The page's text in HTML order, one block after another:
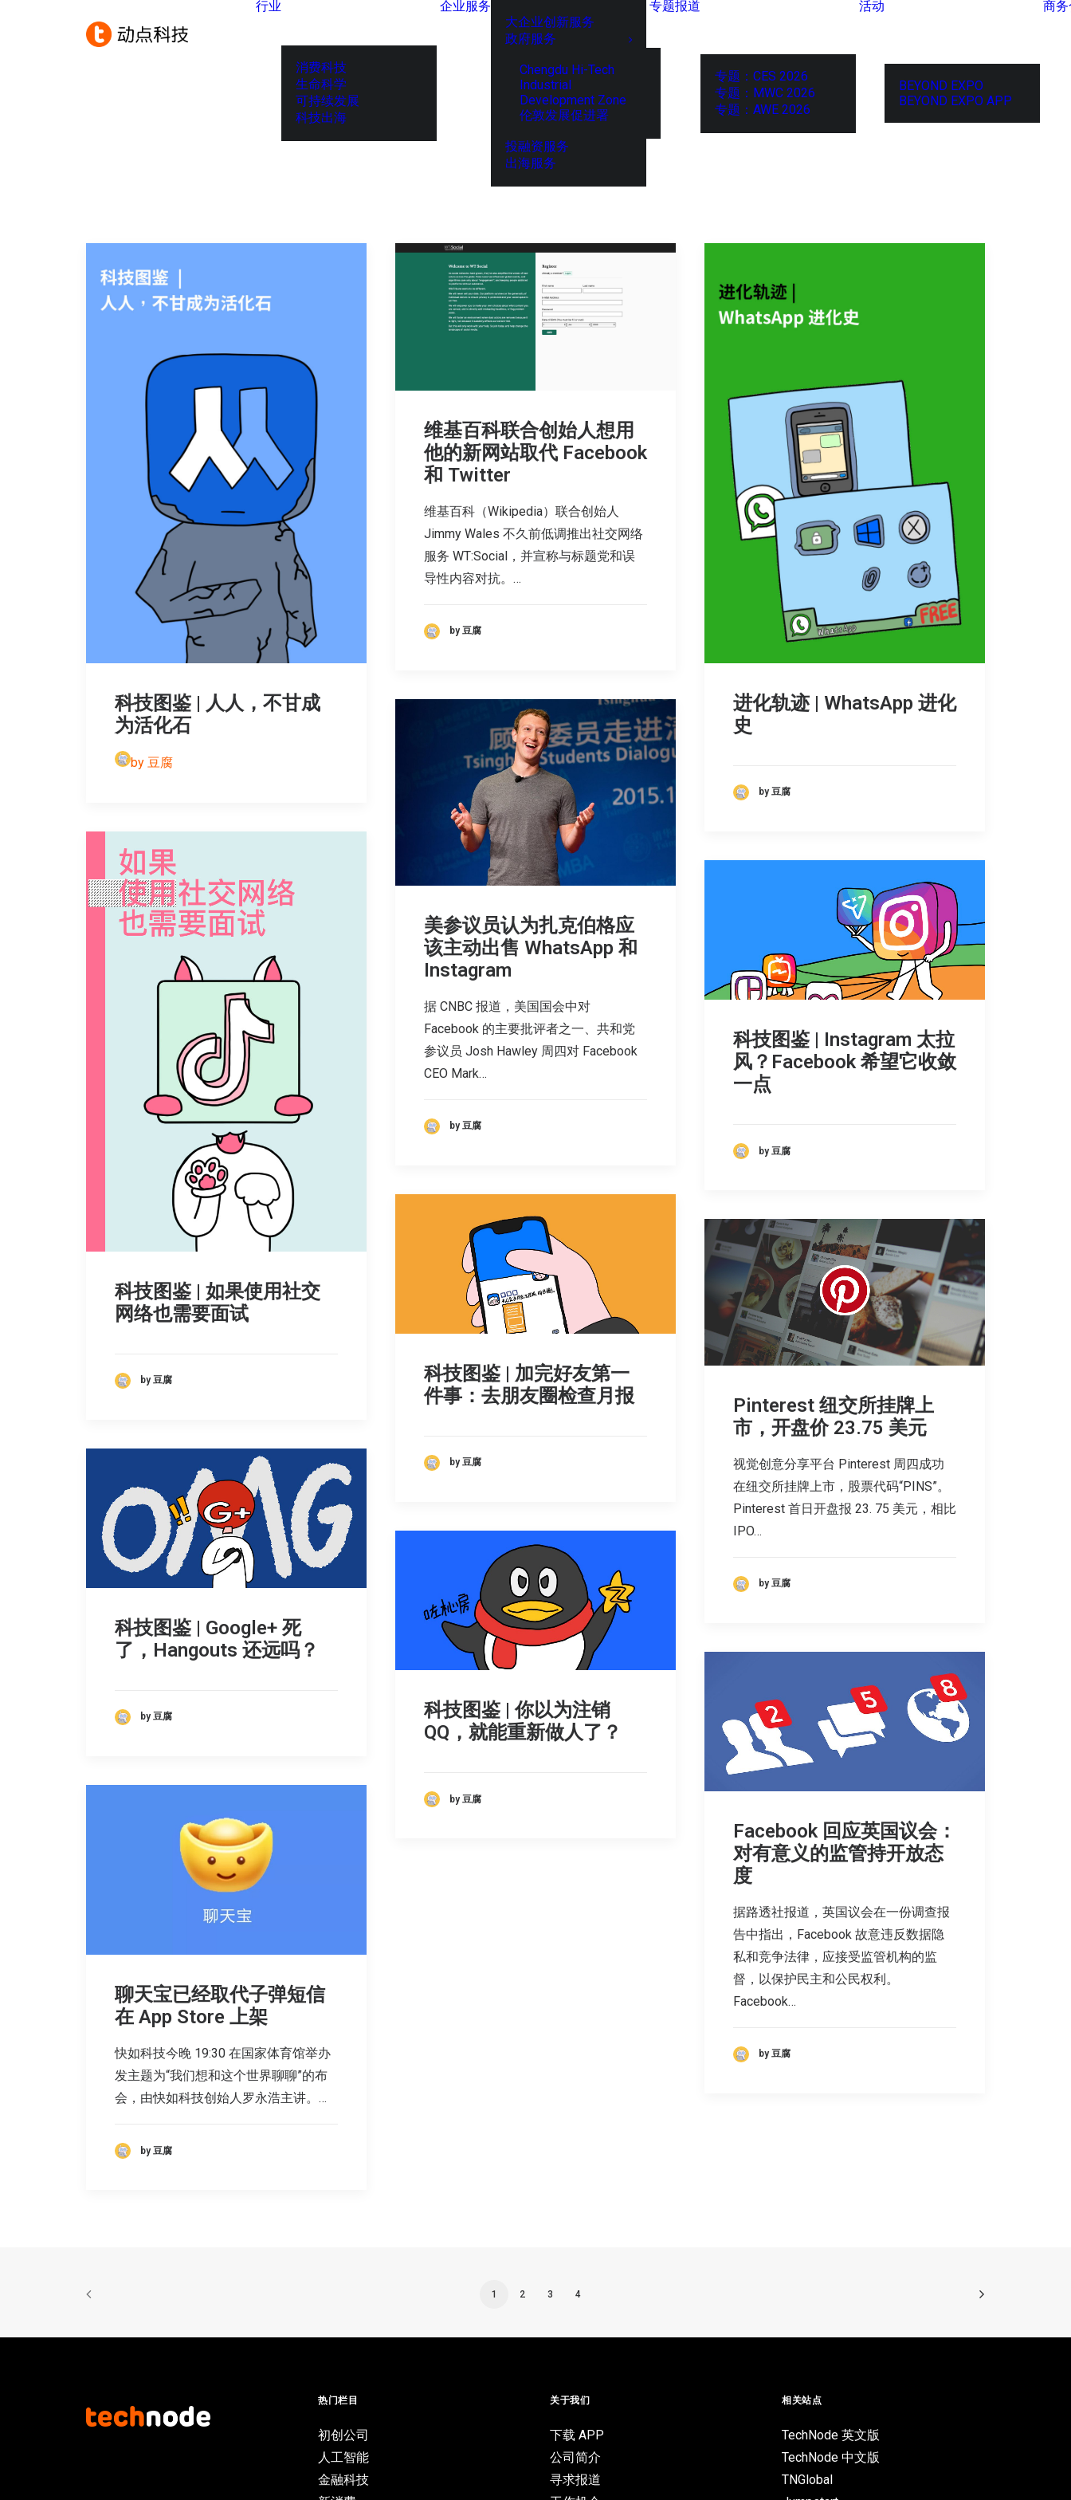
行业
消费科技
生命科学
可持续发展
科技出海
企业服务
大企业创新服务
政府服务
Chengdu Hi-Tech
Industrial
Development Zone
伦敦发展促进署
投融资服务
出海服务
专题报道
专题：CES 2026
专题：MWC 2026
专题：AWE 2026
活动
BEYOND EXPO
BEYOND EXPO APP
商
科技图鉴 | 人人，不甘成
为活化石
by 豆腐
维基百科联合创始人想用
他的新网站取代 Facebook
和 Twitter
维基百科（Wikipedia）联合创始人
Jimmy Wales 不久前低调推出社交网络
服务 WT:Social，并宣称与标题党和误
导性内容对抗。…
by 豆腐
进化轨迹 | WhatsApp 进化
史
by 豆腐
美参议员认为扎克伯格应
该主动出售 WhatsApp 和
Instagram
据 CNBC 报道，美国国会中对
Facebook 的主要批评者之一、共和党
参议员 Josh Hawley 周四对 Facebook
CEO Mark…
by 豆腐
科技图鉴 | 如果使用社交
网络也需要面试
by 豆腐
科技图鉴 | Instagram 太拉
风？Facebook 希望它收敛
一点
by 豆腐
科技图鉴 | 加完好友第一
件事：去朋友圈检查月报
by 豆腐
Pinterest 纽交所挂牌上
市，开盘价 23.75 美元
视觉创意分享平台 Pinterest 周四成功
在纽交所挂牌上市，股票代码“PINS”。
Pinterest 首日开盘报 23. 75 美元，相比
IPO…
by 豆腐
科技图鉴 | Google+ 死
了，Hangouts 还远吗？
by 豆腐
科技图鉴 | 你以为注销
QQ，就能重新做人了？
by 豆腐
Facebook 回应英国议会：
对有意义的监管持开放态
度
据路透社报道，英国议会在一份调查报
告中指出，Facebook 故意违反数据隐
私和竞争法律，应接受监管机构的监
督，以保护民主和公民权利。
Facebook…
by 豆腐
聊天宝已经取代子弹短信
在 App Store 上架
快如科技今晚 19:30 在国家体育馆举办
发主题为“我们想和这个世界聊聊”的布
会，由快如科技创始人罗永浩主讲。…
by 豆腐
1 2 3 4
热门栏目
初创公司
人工智能
金融科技
关于我们
下载 APP
公司简介
寻求报道
相关站点
TechNode 英文版
TechNode 中文版
TNGlobal